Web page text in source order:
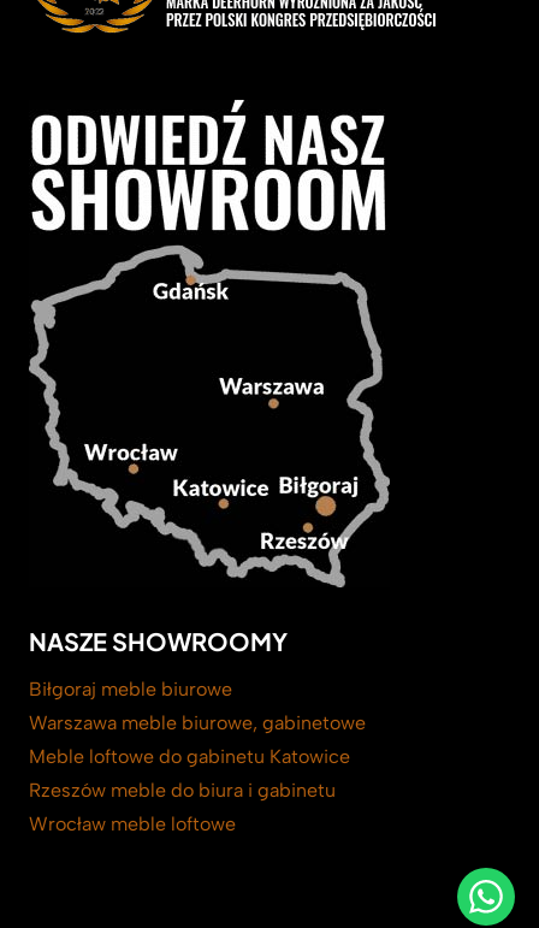
NASZE SHOWROOMY
Biłgoraj meble biurowe
Warszawa meble biurowe, gabinetowe
Meble loftowe do gabinetu Katowice
Rzeszów meble do biura i gabinetu
Wrocław meble loftowe